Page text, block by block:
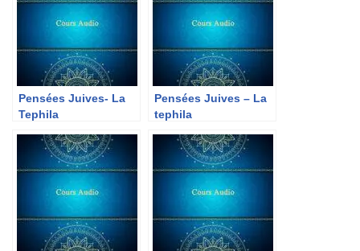
Pensées Juives- La
Tephila
Pensées Juives – La
tephila